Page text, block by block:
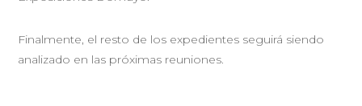
Finalmente, el resto de los expedientes seguirá siendo
analizado en las próximas reuniones.